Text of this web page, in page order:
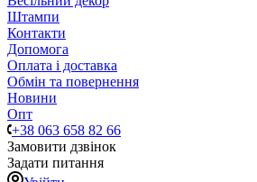
Штампи
Контакти
Допомога
Оплата і доставка
Обмін та повернення
Новини
Опт
+38 063 658 82 66
Замовити дзвінок
Задати питання